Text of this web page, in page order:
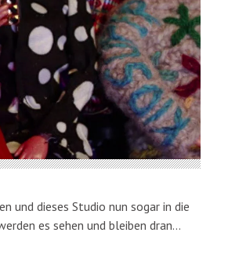
und dieses Studio nun sogar in die
es sehen und bleiben dran…